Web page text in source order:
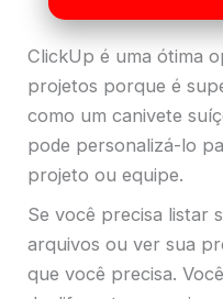
ClickUp é uma ótima
projetos porque é
como um canivete
pode personalizá-lo
projeto ou equipe.
Se você precisa listar
arquivos ou ver sua
que você precisa.